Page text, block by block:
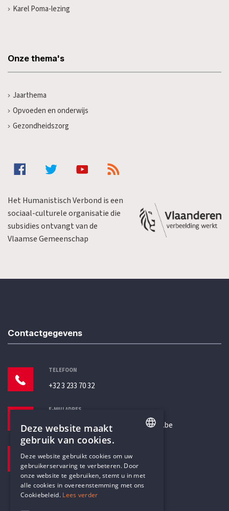
Karel Poma-lezing
Onze thema's
Jaarthema
Opvoeden en onderwijs
Gezondheidszorg
Het Humanistisch Verbond is een
sociaal-culturele organisatie die
subsidies ontvangt van de
Vlaamse Gemeenschap
Contactgegevens
TELEFOON
+32 3 233 70 32
E-MAILADRES
secretariaat@humanistischverbond.be
Pottenbrug 4
Antwerpen, 2000
DUTCH
Deze website maakt
gebruik van cookies.
Deze website gebruikt cookies om uw
gebruikerservaring te verbeteren. Door
onze website te gebruiken, stemt u in met
alle cookies in overeenstemming met ons
Cookiebeleid. Lees verder